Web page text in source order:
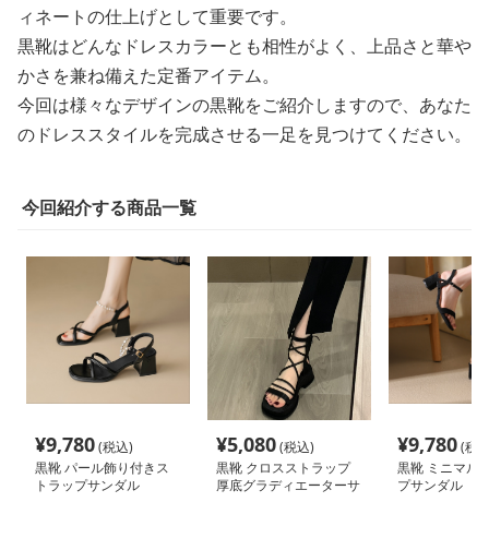
ィネートの仕上げとして重要です。
黒靴はどんなドレスカラーとも相性がよく、上品さと華や
かさを兼ね備えた定番アイテム。
今回は様々なデザインの黒靴をご紹介しますので、あなた
のドレススタイルを完成させる一足を見つけてください。
今回紹介する商品一覧
¥9,780(税込)
黒靴 パール飾り付きス
トラップサンダル
¥5,080(税込)
黒靴 クロスストラップ
厚底グラディエーターサ
¥9,780(税
黒靴 ミニマル
プサンダル